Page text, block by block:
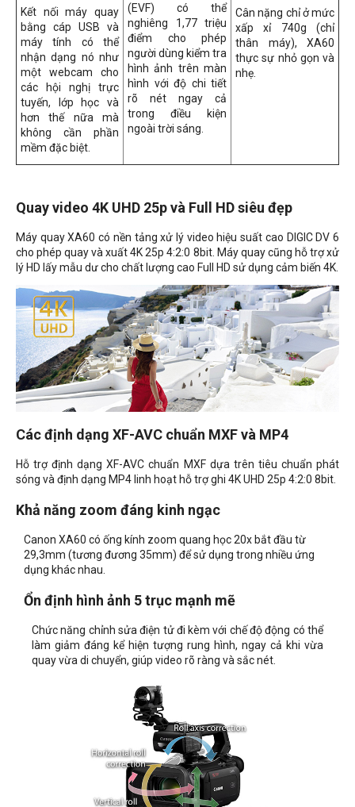
Kết nối máy quay
bằng cáp USB và
máy tính có thể
nhận dạng nó như
một webcam cho
các hội nghị trực
tuyến, lớp học và
hơn thế nữa mà
không cần phần
mềm đặc biệt.
(EVF) có thể
nghiêng 1,77 triệu
điểm cho phép
người dùng kiểm tra
hình ảnh trên màn
hình với độ chi tiết
rõ nét ngay cả
trong điều kiện
ngoài trời sáng.
Cân nặng chỉ ở mức
xấp xỉ 740g (chỉ
thân máy), XA60
thực sự nhỏ gọn và
nhẹ.
Quay video 4K UHD 25p và Full HD siêu đẹp
Máy quay XA60 có nền tảng xử lý video hiệu suất cao DIGIC DV 6
cho phép quay và xuất 4K 25p 4:2:0 8bit. Máy quay cũng hỗ trợ xử
lý HD lấy mẫu dư cho chất lượng cao Full HD sử dụng cảm biến 4K.
Các định dạng XF-AVC chuẩn MXF và MP4
Hỗ trợ định dạng XF-AVC chuẩn MXF dựa trên tiêu chuẩn phát
sóng và định dạng MP4 linh hoạt hỗ trợ ghi 4K UHD 25p 4:2:0 8bit.
Khả năng zoom đáng kinh ngạc
Canon XA60 có ống kính zoom quang học 20x bắt đầu từ
29,3mm (tương đương 35mm) để sử dụng trong nhiều ứng
dụng khác nhau.
Ổn định hình ảnh 5 trục mạnh mẽ
Chức năng chỉnh sửa điện tử đi kèm với chế độ động có thể
làm giảm đáng kể hiện tượng rung hình, ngay cả khi vừa
quay vừa di chuyển, giúp video rõ ràng và sắc nét.